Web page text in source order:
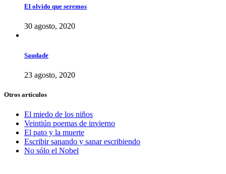
El olvido que seremos
30 agosto, 2020
Saudade
23 agosto, 2020
Otros artículos
El miedo de los niños
Veintiún poemas de invierno
El pato y la muerte
Escribir sanando y sanar escribiendo
No sólo el Nobel